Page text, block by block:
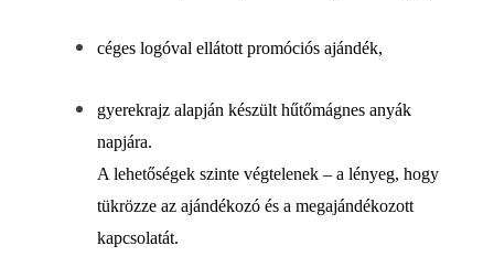
céges logóval ellátott promóciós ajándék,
gyerekrajz alapján készült hűtőmágnes anyák
napjára.
A lehetőségek szinte végtelenek – a lényeg, hogy
tükrözze az ajándékozó és a megajándékozott
kapcsolatát.